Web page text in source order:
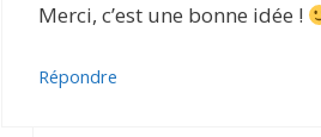
Merci, c’est une bonne idée !
Répondre